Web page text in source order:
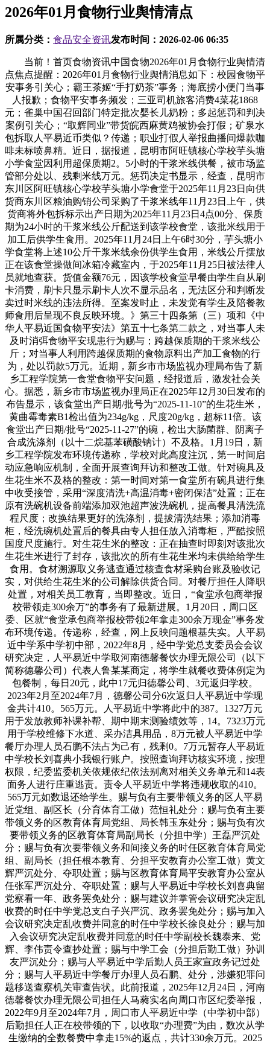
2026年01月食物行业舆情清点
所属分类： 食品安全资讯发布时间： 2026-02-06 06:35
当前！首页食物资讯中国食物2026年01月食物行业舆情清
点焦点提醒：2026年01月食物行业舆情消息如下：校园食物平
安事务引关心；霸王茶姬“手打奶茶”事务；海底捞小便门当事
人报歉；食物平安事务频发；三亚司机旅客消费4菜花1868
元；雀巢中国召回部门特定批次婴长儿奶粉；多起惩罚和判决
案例引关心；“取辉同业”带货皖西麻黄鸡被协会打假；矿泉水
包拆取人平易近币类似？传递；职业打假人举报曲播间爆款咖
啡未标喷鼻精。近日，据报道，昆明市阿旺镇核心学校芋头塘
小学食堂因利用超保质期2。5小时的干浆米线供餐，被市场监
管部分处以、残剩米线万元。惩罚决定书显示，经查，昆明市
东川区阿旺镇核心学校芋头塘小学食堂于2025年11月23日向供
货商东川区粮油购销公司采购了干浆米线年11月23日上午，供
货商将外包拆标示出产日期为2025年11月23日4点00分、保质
期为24小时的干浆米线公斤配送到该学校食堂，该批米线用于
加工后供学生食用。2025年11月24日上午6时30分，芋头塘小
学食堂将上述10公斤干浆米线余份供学生食用，米线公斤摆放
正在该食堂操做间冰箱冷藏室内，于2025年11月25日被法律人
员就地查获。货值金额76元，因该学校食堂早餐由学生自从刷
卡消费，刷卡只显示刷卡人次不显示品名，无法区分和判断发
卖过时米线的违法所得。至案发时止，未发觉有学生及陪餐教
师食用后呈现不良反映环境。》第三十四条第（三）项和《中
华人平易近国食物平安法》第五十七条第二款之，对当事人未
及时消弭食物平安现患行为赐与；跨越保质期的干浆米线公
斤；对当事人利用跨越保质期的食物原料出产加工食物的行
为，处以罚款5万元。近期，新乡市市场监视办理局布告了新
乡工程学院第一食堂食物平安问题，经报道后，激发社会关
心。据悉，新乡市市场监视办理局正在2025年12月30日发布的
布告显示，该食堂出产日期/批号为“2025-11-10”的生花生米，
黄曲霉毒素B1检出值为234g/kg，尺度20g/kg，超标11倍。该
食堂出产日期/批号“2025-11-27”的碗，检出大肠菌群、阴离子
合成洗涤剂（以十二烷基苯磺酸钠计）不及格。1月19日，新
乡工程学院发布环境传递称，学校对此高度注沉，第一时间启
动应急响应机制，全面开展查询拜访和整改工做。针对碗具及
生花生米不及格的整改：第一时间对第一食堂所有碗具进行集
中收受接管，采用“深度清洗+高温消毒+密闭保洁”处置；正在
原有洗碗机设备前端添加双池超声波洗碗机，提高餐具清洗流
程尺度；改换结果更好的洗涤剂，提拔清洗结果；添加消毒
柜，经洗碗机处置后的餐具由专人担任放入消毒柜，严酷按照
国度尺度施行。对生花生米的整改：正在抽查时即刻对该批次
生花生米进行了封存，该批次的所有生花生米均未供给给学生
食用。食材溯源取义务逃查通过核查食材采购台账及验收记
实，对供给生花生米的公司解除供货合同。对餐厅担任人降职
处置，对相关员工教育，当即整改。近日，“食堂承包商举报
校带领走300余万”的事务有了最新进展。1月20日，周口区
委、区就“食堂承包商举报校带领2年拿走300余万现金”事务发
布环境传递。传递称，经查，网上反映问题根基失实。人平易
近中学系中学初中部，2022年8月，经中学党总支委员会会议
研究决定，人平易近中学取河南德馨餐饮办理无限公司（以下
简称德馨公司）代表人鲁某某商定，将学生就餐收费体例定为
包餐制，每日20元，此中17元归德馨公司、3元返归学校。
2023年2月至2024年7月，德馨公司分6次返归人平易近中学现
金共计410。565万元。人平易近中学将此中的387。1327万元
用于发放教师补课补帮、期中期末测验绩效等，14。7323万元
用于学校维修下水道、采办洁具用品，8万元被人平易近中学
餐厅办理人员石鹏不法占为己有，残剩0。7万元暂存人平易近
中学校长刘喜典小我银行账户。按照查询拜访核实环境，按理
权限，纪委监委机关依规依纪依法别离对相关义务单元和14表
面务人进行庄重逃责。责令人平易近中学将违规收取的410。
565万元如数退还给学生。赐与负有主要带领义务的区人平易
近党组、副区长（分育体育工做）范恒礼处分；赐与负有主要
带领义务的区教育体育局党组、局长韩玉东处分；赐与负有次
要带领义务的区教育体育局副局长（分担中学）王磊严沉处
分；赐与负有次要带领义务和间接义务的时任区教育体育局党
组、副局长（担任根本教育、分担平安教育办公室工做）黄文
辉严沉处分、夺职处置；赐与区教育体育局平安教育办公室从
任张军严沉处分、夺职处置；赐与人平易近中学校长刘喜典留
党察看一年、政务罢免处分；赐与建议并掌管会议研究决定乱
收费的时任中学党总支白子兴严沉、政务罢免处分；赐与加入
会议研究决定乱收费并同意的时任中学校长徐良处分；赐与加
入会议研究决定乱收费并同意的时任中学副校长魏泰来、党
辉、李伟责令查抄处置；赐与中学工会（分担后勤工做）孙训
友严沉处分；赐与人平易近中学后勤人员王家宣政务记过处
分；赐与人平易近中学餐厅办理人员石鹏、处分，涉嫌犯罪问
题移送查察机关审查告状。此前报道，2025年12月24日，河南
德馨餐饮办理无限公司担任人马蕤实名向周口市区纪委举报，
2022年9月至2024年7月，周口市人平易近中学（中学初中部）
后勤担任人正在校带领的下，以收取“办理费”为由，数次从学
生缴纳的全数餐费中拿走15%的返点，共计330余万元。2025